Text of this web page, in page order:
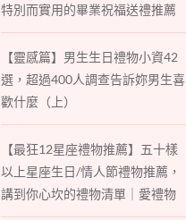
特別而實用的畢業祝福送禮推薦
【靈感篇】男生生日禮物小資42
選，超過400人調查告訴妳男生喜
歡什麼（上）
【最狂12星座禮物推薦】五十樣
以上星座生日/情人節禮物推薦，
講到你心坎的禮物清單｜愛禮物